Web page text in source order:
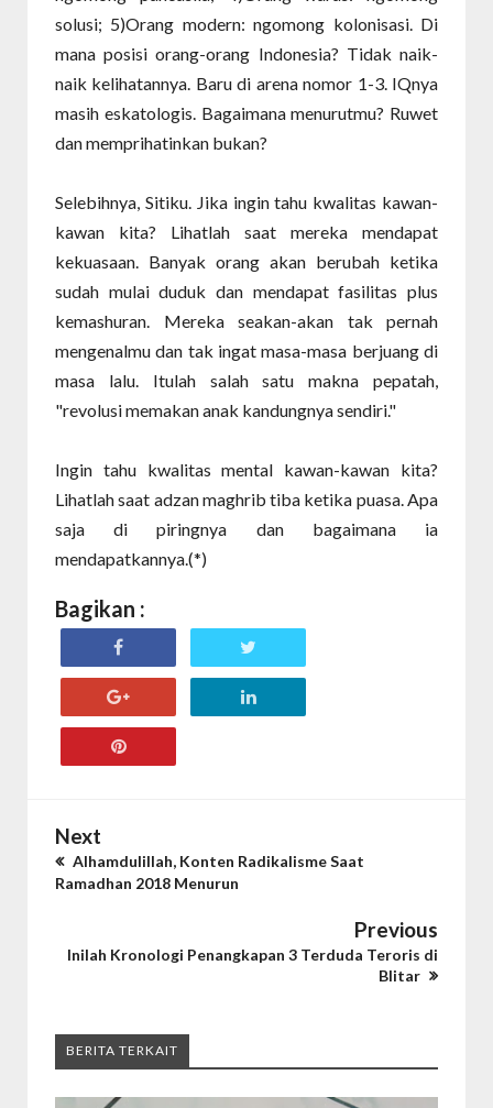
solusi; 5)Orang modern: ngomong kolonisasi. Di
mana posisi orang-orang Indonesia? Tidak naik-
naik kelihatannya. Baru di arena nomor 1-3. IQnya
masih eskatologis. Bagaimana menurutmu? Ruwet
dan memprihatinkan bukan?
Selebihnya, Sitiku. Jika ingin tahu kwalitas kawan-
kawan kita? Lihatlah saat mereka mendapat
kekuasaan. Banyak orang akan berubah ketika
sudah mulai duduk dan mendapat fasilitas plus
kemashuran. Mereka seakan-akan tak pernah
mengenalmu dan tak ingat masa-masa berjuang di
masa lalu. Itulah salah satu makna pepatah,
"revolusi memakan anak kandungnya sendiri."
Ingin tahu kwalitas mental kawan-kawan kita?
Lihatlah saat adzan maghrib tiba ketika puasa. Apa
saja di piringnya dan bagaimana ia
mendapatkannya.(*)
Bagikan :
Next
Alhamdulillah, Konten Radikalisme Saat
Ramadhan 2018 Menurun
Previous
Inilah Kronologi Penangkapan 3 Terduda Teroris di
Blitar
BERITA TERKAIT